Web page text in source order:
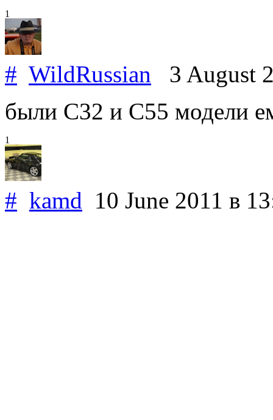
1
# WildRussian 3 August
были С32 и С55 модели
1
# kamd 10 June 2011 в